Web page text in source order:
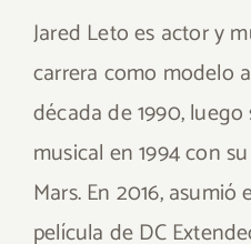
Jared Leto es actor y
carrera como modelo
década de 1990,
musical en 1994 con
Mars. En 2016, asumió
película de DC